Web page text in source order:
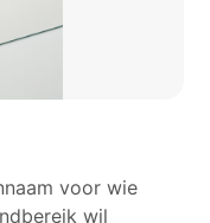
voor wie
wil